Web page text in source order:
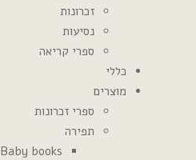
זכרונות
נסיעות
ספרי קריאה
כללי
מוצרים
ספרי זכרונות
תפירה
Baby books